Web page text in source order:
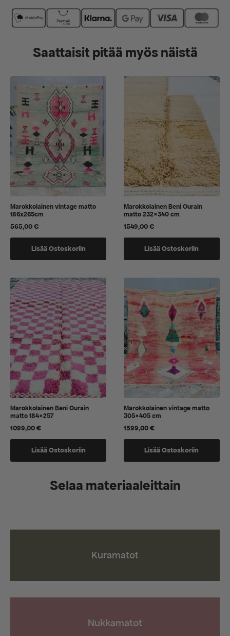
Saattaisit pitää myös näistä
Marokkolainen vintage matto
186x265cm
565,00€
Lisää Ostoskoriin
Marokkolainen Beni Ourain
matto 232×340 cm
1549,00€
Lisää Ostoskoriin
Marokkolainen Beni Ourain
matto 184×257
1099,00€
Lisää Ostoskoriin
Marokkolainen vintage matto
305×405 cm
1599,00€
Lisää Ostoskoriin
Selaa materiaaleittain
Kuramatot
Nukkamatot